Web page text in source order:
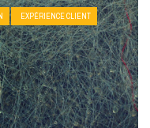
EXPÉRIENCE CLIENT